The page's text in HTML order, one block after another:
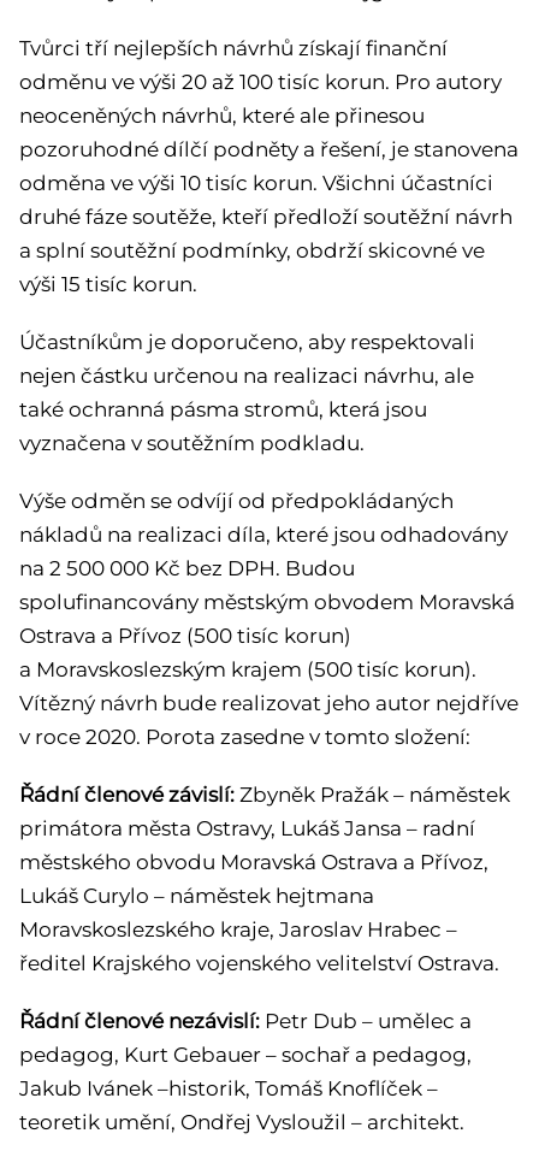
Tvůrci tří nejlepších návrhů získají finanční
odměnu ve výši 20 až 100 tisíc korun. Pro autory
neoceněných návrhů, které ale přinesou
pozoruhodné dílčí podněty a řešení, je stanovena
odměna ve výši 10 tisíc korun. Všichni účastníci
druhé fáze soutěže, kteří předloží soutěžní návrh
a splní soutěžní podmínky, obdrží skicovné ve
výši 15 tisíc korun.
Účastníkům je doporučeno, aby respektovali
nejen částku určenou na realizaci návrhu, ale
také ochranná pásma stromů, která jsou
vyznačena v soutěžním podkladu.
Výše odměn se odvíjí od předpokládaných
nákladů na realizaci díla, které jsou odhadovány
na 2 500 000 Kč bez DPH. Budou
spolufinancovány městským obvodem Moravská
Ostrava a Přívoz (500 tisíc korun)
a Moravskoslezským krajem (500 tisíc korun).
Vítězný návrh bude realizovat jeho autor nejdříve
v roce 2020. Porota zasedne v tomto složení:
Řádní členové závislí: Zbyněk Pražák – náměstek
primátora města Ostravy, Lukáš Jansa – radní
městského obvodu Moravská Ostrava a Přívoz,
Lukáš Curylo – náměstek hejtmana
Moravskoslezského kraje, Jaroslav Hrabec –
ředitel Krajského vojenského velitelství Ostrava.
Řádní členové nezávislí: Petr Dub – umělec a
pedagog, Kurt Gebauer – sochař a pedagog,
Jakub Ivánek –historik, Tomáš Knoflíček –
teoretik umění, Ondřej Vysloužil – architekt.